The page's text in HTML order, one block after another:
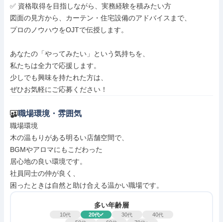
✅ 資格取得を目指しながら、実務経験を積みたい方
図面の見方から、カーテン・住宅設備のアドバイスまで、
プロのノウハウをOJTで伝授します。
あなたの「やってみたい」という気持ちを、
私たちは全力で応援します。
少しでも興味を持たれた方は、
ぜひお気軽にご応募ください！
職場環境・雰囲気
職場環境
木の温もりがある明るい店舗空間で、
BGMやアロマにもこだわった
居心地の良い環境です。
社員同士の仲が良く、
困ったときは自然と助け合える温かい職場です。
多い年齢層
10代 20代 30代 40代